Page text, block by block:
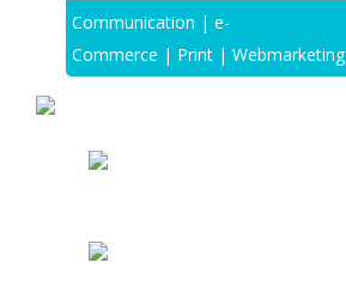
Communication | e-
Commerce | Print | Webmarketing